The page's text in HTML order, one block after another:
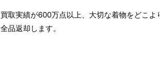
買取実績が600万点以上、大切な着物をどこ
全品返却します。